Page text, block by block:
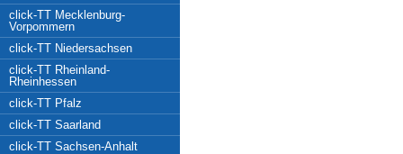
click-TT Mecklenburg-
Vorpommern
click-TT Niedersachsen
click-TT Rheinland-
Rheinhessen
click-TT Pfalz
click-TT Saarland
click-TT Sachsen-Anhalt